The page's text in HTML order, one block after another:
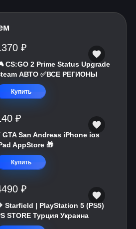
₽
CS:GO 2 Prime Status Upgrade
АВТО ✅ВСЕ РЕГИОНЫ
Купить
₽
GTA San Andreas iPhone ios
AppStore 🎁
Купить
₽
Starfield | PlayStation 5 (PS5)
STORE Турция Украина